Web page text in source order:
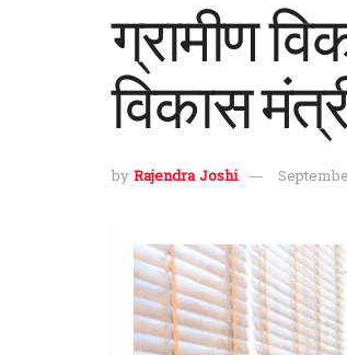
ग्रामीण
विकास
by Rajendra Joshi